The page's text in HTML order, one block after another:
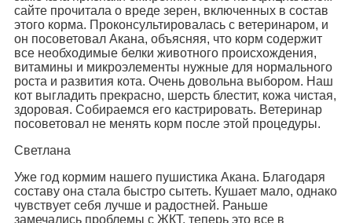
сайте прочитала о вреде зерен, включенных в состав
этого корма. Проконсультировалась с ветеринаром, и
он посоветовал Акана, объясняя, что корм содержит
все необходимые белки животного происхождения,
витамины и микроэлементы нужные для нормального
роста и развития кота. Очень довольна выбором. Наш
кот выгладить прекрасно, шерсть блестит, кожа чистая,
здоровая. Собираемся его кастрировать. Ветеринар
посоветовал не менять корм после этой процедуры.
Светлана
Уже год кормим нашего пушистика Акана. Благодаря
составу она стала быстро сытеть. Кушает мало, однако
чувствует себя лучше и радостней. Раньше
замечались проблемы с ЖКТ, теперь это все в